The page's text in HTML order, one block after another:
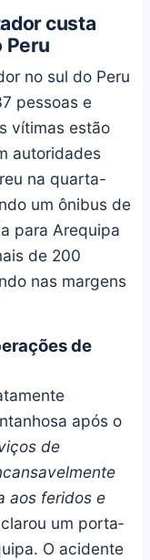
custa
Peru
no sul do Peru
pessoas e
vítimas estão
autoridades
na quarta-
um ônibus de
para Arequipa
de 200
nas margens
de
após o
de
aos feridos e
um porta-
O acidente